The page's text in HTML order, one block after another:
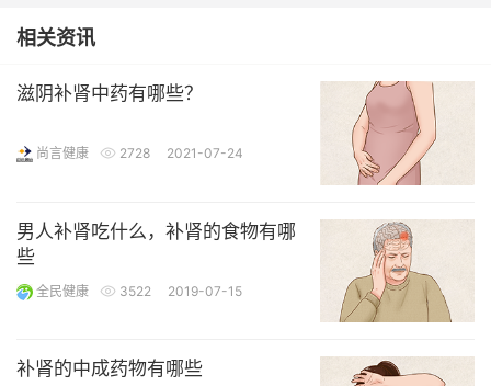
相关资讯
滋阴补肾中药有哪些？
尚言健康 2728 2021-07-24
男人补肾吃什么，补肾的食物有哪
些
全民健康 3522 2019-07-15
补肾的中成药物有哪些